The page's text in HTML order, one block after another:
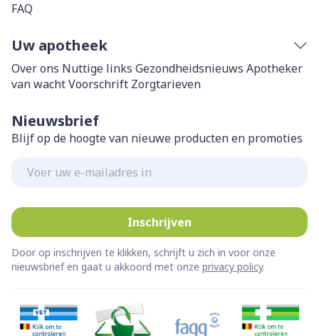
FAQ
Uw apotheek
Over ons Nuttige links Gezondheidsnieuws Apotheker
van wachtVoorschrift Zorgtarieven
Nieuwsbrief
Blijf op de hoogte van nieuwe producten en promoties
Inschrijven
Door op inschrijven te klikken, schrijft u zich in voor onze
nieuwsbrief en gaat u akkoord met onze privacy policy.